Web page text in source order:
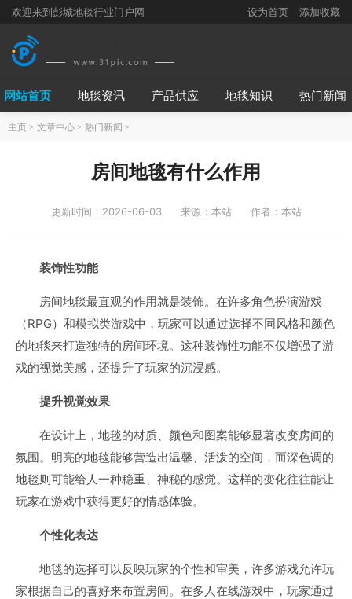
欢迎来到彭城地毯行业门户网 设为首页 添加收藏
网站首页 地毯资讯 产品供应 地毯知识 热门新闻
主页 > 文章中心 > 热门新闻 >
房间地毯有什么作用
更新时间：2026-06-03 来源：本站 作者：本站
装饰性功能
房间地毯最直观的作用就是装饰。在许多角色扮演游戏
（RPG）和模拟类游戏中，玩家可以通过选择不同风格和颜色
的地毯来打造独特的房间环境。这种装饰性功能不仅增强了游
戏的视觉美感，还提升了玩家的沉浸感。
提升视觉效果
在设计上，地毯的材质、颜色和图案能够显著改变房间的
氛围。明亮的地毯能够营造出温馨、活泼的空间，而深色调的
地毯则可能给人一种稳重、神秘的感觉。这样的变化往往能让
玩家在游戏中获得更好的情感体验。
个性化表达
地毯的选择可以反映玩家的个性和审美，许多游戏允许玩
家根据自己的喜好来布置房间。在多人在线游戏中，玩家通过